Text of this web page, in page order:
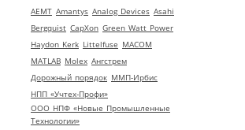
AEMT Amantys Analog Devices Asahi
Bergquist CapXon Green Watt Power
Haydon Kerk Littelfuse MACOM
MATLAB Molex Ангстрем
Дорожный порядок ММП-Ирбис
НПП «Учтех-Профи»
ООО НПФ «Новые Промышленные
Технологии»